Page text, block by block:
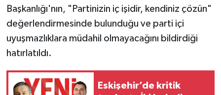
Başkanlığı'nın, "Partinizin iç işidir, kendiniz çözün"
değerlendirmesinde bulunduğu ve parti içi
uyuşmazlıklara müdahil olmayacağını bildirdiği
hatırlatıldı.
Eskişehir’de kritik